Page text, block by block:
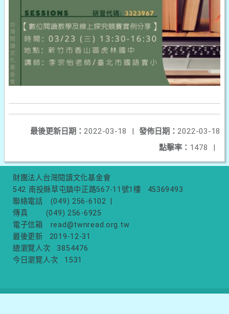
發佈日期： 2022-03-18
最後更新日期： 2022-03-18
點擊率： 1478
財團法人台灣閱讀文化基金會
542 南投縣草屯鎮中正路567-11號1樓
45369493
聯絡電話
(049) 256-6102
傳真
(049) 256-6925
電子信箱
read@twnread.org.tw
最後更新
2019-12-31
總瀏覽人次
3854476
今日瀏覽人次
1531